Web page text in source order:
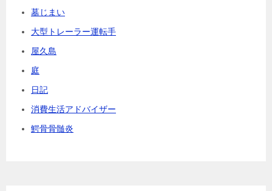
墓じまい
大型トレーラー運転手
屋久島
庭
日記
消費生活アドバイザー
鰐骨骨髄炎